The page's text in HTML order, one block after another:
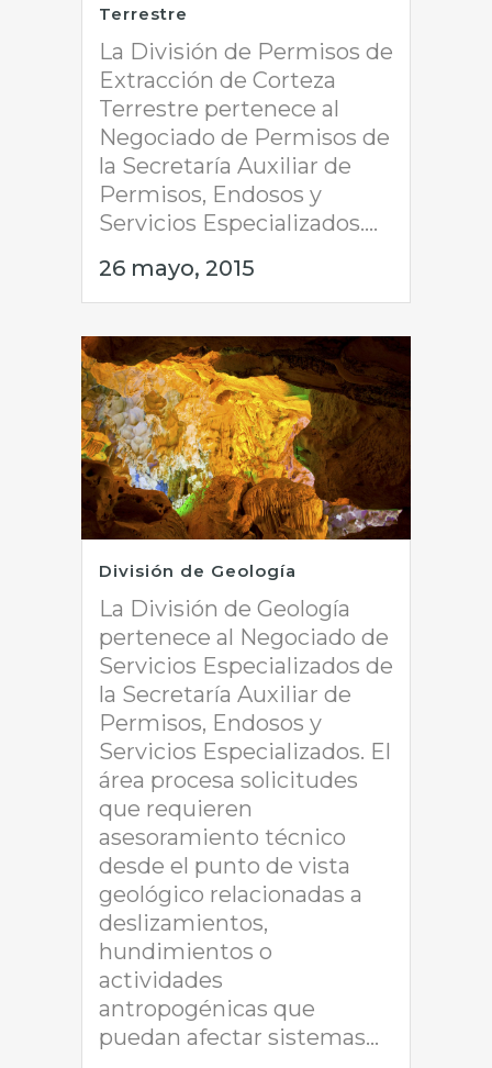
Terrestre
La División de Permisos de
Extracción de Corteza
Terrestre pertenece al
Negociado de Permisos de
la Secretaría Auxiliar de
Permisos, Endosos y
Servicios Especializados....
26 mayo, 2015
División de Geología
La División de Geología
pertenece al Negociado de
Servicios Especializados de
la Secretaría Auxiliar de
Permisos, Endosos y
Servicios Especializados. El
área procesa solicitudes
que requieren
asesoramiento técnico
desde el punto de vista
geológico relacionadas a
deslizamientos,
hundimientos o
actividades
antropogénicas que
puedan afectar sistemas...